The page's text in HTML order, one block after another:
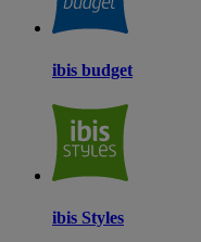
ibis budget
ibis Styles